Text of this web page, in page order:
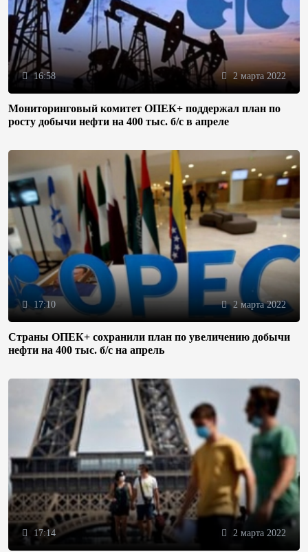
16:58 2 марта 2022
Мониторинговый комитет ОПЕК+ поддержал план по
росту добычи нефти на 400 тыс. б/с в апреле
17:10 2 марта 2022
Страны ОПЕК+ сохранили план по увеличению добычи
нефти на 400 тыс. б/с на апрель
17:14 2 марта 2022